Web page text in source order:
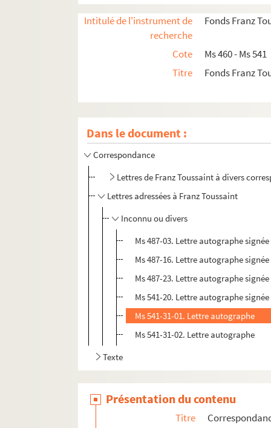
Intitulé de l'instrument de
recherche
Fonds Franz
Cote
Ms 460 - Ms 541
Titre
Fonds Franz
Dans le document :
Correspondance
Lettres de Franz Toussaint à divers
Lettres adressées à Franz Toussaint
Inconnu ou divers
Ms 487-03. Lettre autographe
Ms 487-16. Lettre autographe
Ms 487-23. Lettre autographe
Ms 541-20. Lettre autographe
Ms 541-31-01. Lettre autographe
Ms 541-31-02. Lettre autographe
Texte
Présentation du contenu
Titre